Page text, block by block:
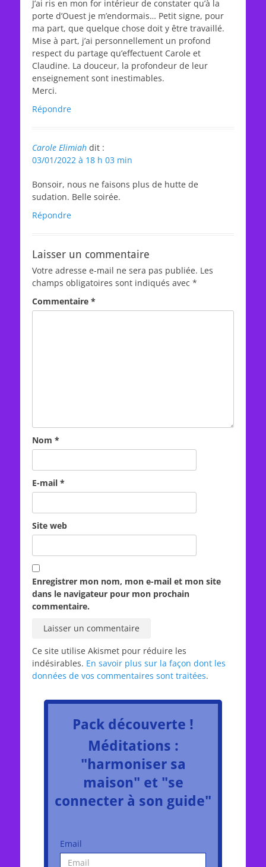
J’ai ris en mon for intérieur de constater qu’à la
porte d’Ouest je m’endormais… Petit signe, pour
ma part, que quelque chose doit y être travaillé.
Mise à part, j’ai personnellement un profond
respect du partage qu’effectuent Carole et
Claudine. La douceur, la profondeur de leur
enseignement sont inestimables.
Merci.
Répondre
Carole Elimiah dit :
03/01/2022 à 18 h 03 min
Bonsoir, nous ne faisons plus de hutte de
sudation. Belle soirée.
Répondre
Laisser un commentaire
Votre adresse e-mail ne sera pas publiée. Les
champs obligatoires sont indiqués avec *
Commentaire *
Nom *
E-mail *
Site web
Enregistrer mon nom, mon e-mail et mon site
dans le navigateur pour mon prochain
commentaire.
Ce site utilise Akismet pour réduire les
indésirables. En savoir plus sur la façon dont les
données de vos commentaires sont traitées.
Pack découverte !
Méditations :
"harmoniser sa
maison" et "se
connecter à son guide"
Email